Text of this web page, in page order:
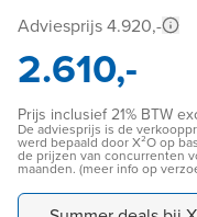
Adviesprijs 4.920,-
2.610,-
Prijs inclusief 21% BTW
De adviesprijs is de
werd bepaald door X²O op
de prijzen van concurrenten
maanden. (meer info op